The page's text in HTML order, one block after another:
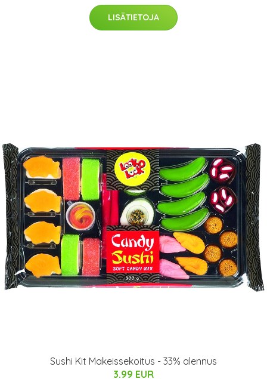
LISÄTIETOJA
Sushi Kit Makeissekoitus - 33% alennus
3.99 EUR